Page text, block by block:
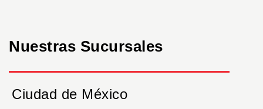
Nuestras Sucursales
Ciudad de México